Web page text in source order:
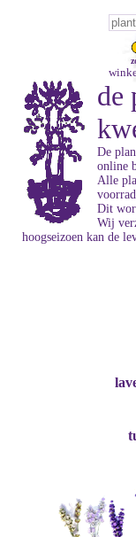
de
De
online
Alle
Dit
Wij
hoogseizoen kan de